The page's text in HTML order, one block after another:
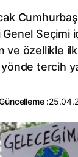
Seçimi
ve özellikle
tercih
: